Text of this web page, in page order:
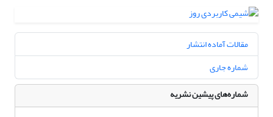
مقالات آماده انتشار
شماره جاری
شماره‌های پیشین نشریه